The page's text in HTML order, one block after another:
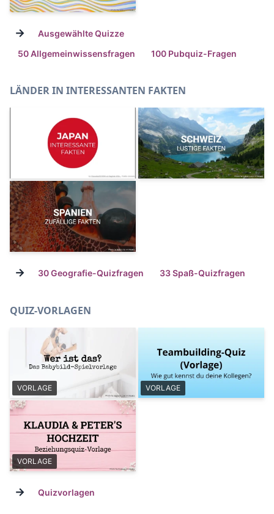
→
Ausgewählte Quizze
50 Allgemeinwissensfragen
100 Pubquiz-Fragen
LÄNDER IN INTERESSANTEN FAKTEN
→ 30 Geografie-Quizfragen 33 Spaß-Quizfragen
QUIZ-VORLAGEN
VORLAGE VORLAGE
VORLAGE
→ Quizvorlagen